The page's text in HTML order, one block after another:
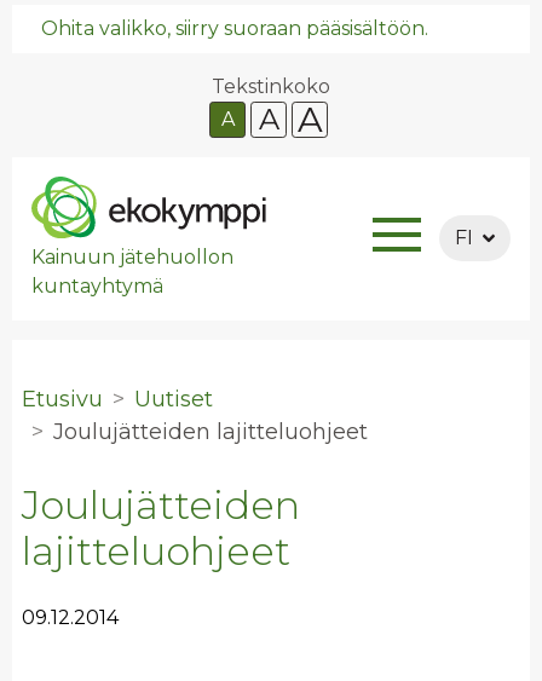
Ohita valikko, siirry suoraan pääsisältöön.
Tekstinkoko
A
A A
Kainuun jätehuollon
kuntayhtymä
FI
Etusivu
Uutiset
Jou­lu­jät­tei­den la­jit­te­luoh­jeet
Joulujätteiden
lajitteluohjeet
09.12.2014